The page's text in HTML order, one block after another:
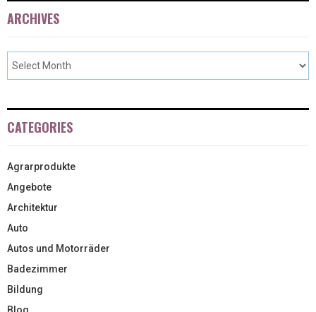
ARCHIVES
CATEGORIES
Agrarprodukte
Angebote
Architektur
Auto
Autos und Motorräder
Badezimmer
Bildung